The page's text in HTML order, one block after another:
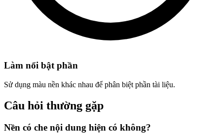
Làm nổi bật phần
Sử dụng màu nền khác nhau để phân biệt phần tài liệu.
Câu hỏi thường gặp
Nền có che nội dung hiện có không?